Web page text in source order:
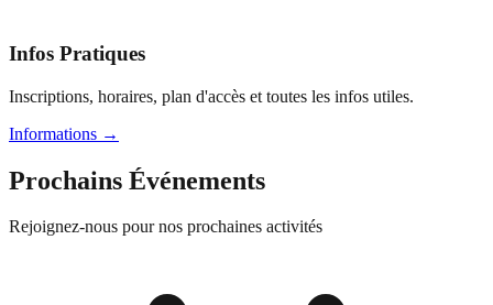
Infos Pratiques
Inscriptions, horaires, plan d'accès et toutes les infos utiles.
Informations →
Prochains Événements
Rejoignez-nous pour nos prochaines activités